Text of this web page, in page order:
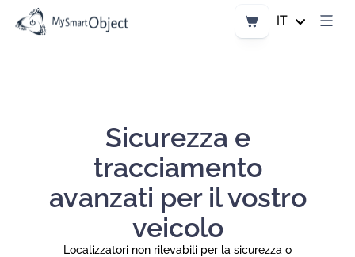
contenuto
Carrello
IT
Sicurezza e
tracciamento
avanzati per il vostro
veicolo
Localizzatori non rilevabili per la sicurezza o